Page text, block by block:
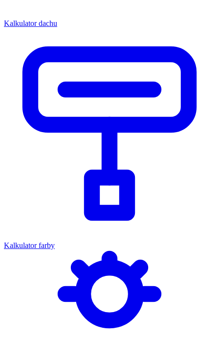
Kalkulator dachu
Kalkulator farby